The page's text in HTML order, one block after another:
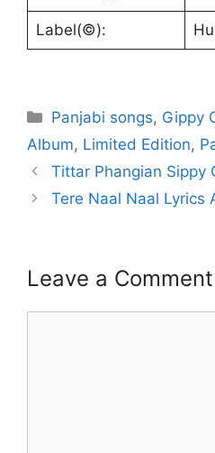
Label(©):
Categories
Panjabi songs, Gippy
Album, Limited Edition,
Tittar Phangian Sippy
Tere Naal Naal Lyrics
Leave a Comment